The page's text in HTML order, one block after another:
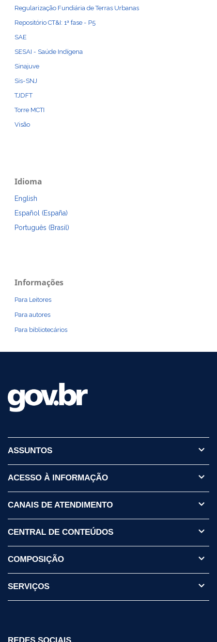
Regularização Fundiária de Terras Urbanas
Repositório CT&I: 1ª fase - P5
SAE
SESAI - Saúde Indígena
Sinajuve
Sis-SNJ
TJDFT
Torre MCTI
Visão
Idioma
English
Español (España)
Português (Brasil)
Informações
Para Leitores
Para autores
Para bibliotecários
ASSUNTOS
ACESSO À INFORMAÇÃO
CANAIS DE ATENDIMENTO
CENTRAL DE CONTEÚDOS
COMPOSIÇÃO
SERVIÇOS